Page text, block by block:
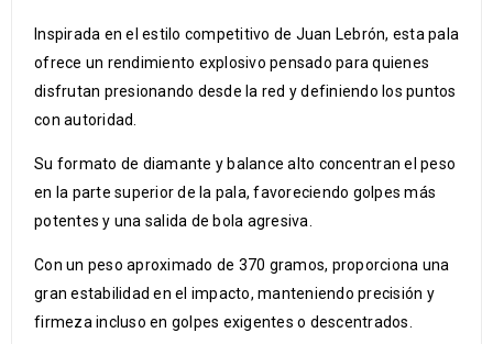
Inspirada en el estilo competitivo de Juan Lebrón, esta pala
ofrece un rendimiento explosivo pensado para quienes
disfrutan presionando desde la red y definiendo los puntos
con autoridad.
Su formato de diamante y balance alto concentran el peso
en la parte superior de la pala, favoreciendo golpes más
potentes y una salida de bola agresiva.
Con un peso aproximado de 370 gramos, proporciona una
gran estabilidad en el impacto, manteniendo precisión y
firmeza incluso en golpes exigentes o descentrados.